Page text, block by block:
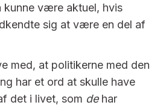
kunne være aktuel, hvis
sig at være en del af
med, at politikerne med den
har et ord at skulle have
det i livet, som dehar